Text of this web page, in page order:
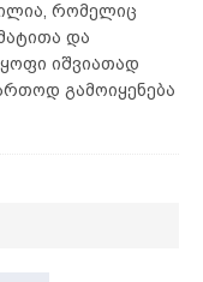
რომელიც
და
იშვიათად
გამოიყენება